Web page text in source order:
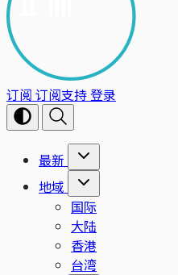
订阅 订阅支持登录
最新
地域
国际
大陆
香港
台湾